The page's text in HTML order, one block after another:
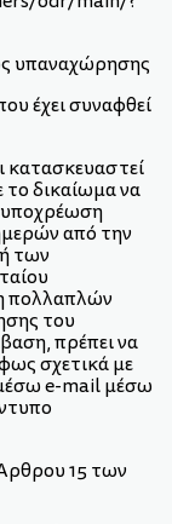
υπαναχώρησης
έχει συναφθεί
κατασκευαστεί
το δικαίωμα να
από την
των
πολλαπλών
του
πρέπει να
σχετικά με
e-mail μέσω
Άρθρου 15 των